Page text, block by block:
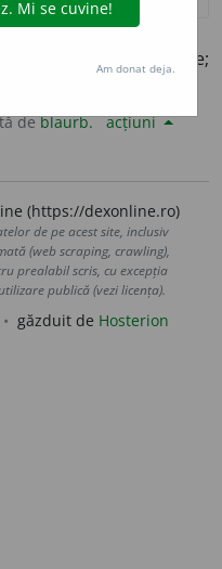
fenomenelor afective;
deblaurb. acțiuni
(https://dexonline.ro)
de pe acest site, inclusiv
(web scraping, crawling),
prealabil scris, cu excepția
publică (vezi licența).
găzduit de Hosterion
Am donat deja.